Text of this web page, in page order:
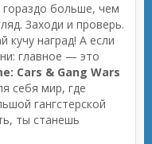
больше, чем
Заходи и проверь.
кучу наград! А если
главное — это
Cars & Gang Wars
себя мир, где
гангстерской
ты станешь